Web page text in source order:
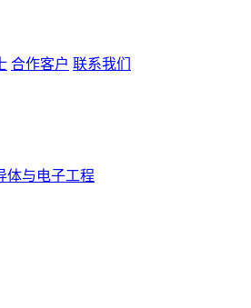
合作客户 联系我们
体与电子工程